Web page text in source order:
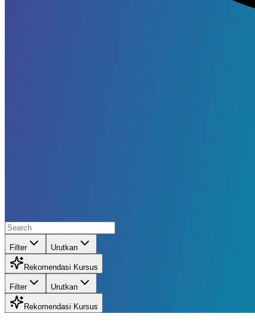
Filter Urutkan
Rekomendasi Kursus
Filter Urutkan
Rekomendasi Kursus